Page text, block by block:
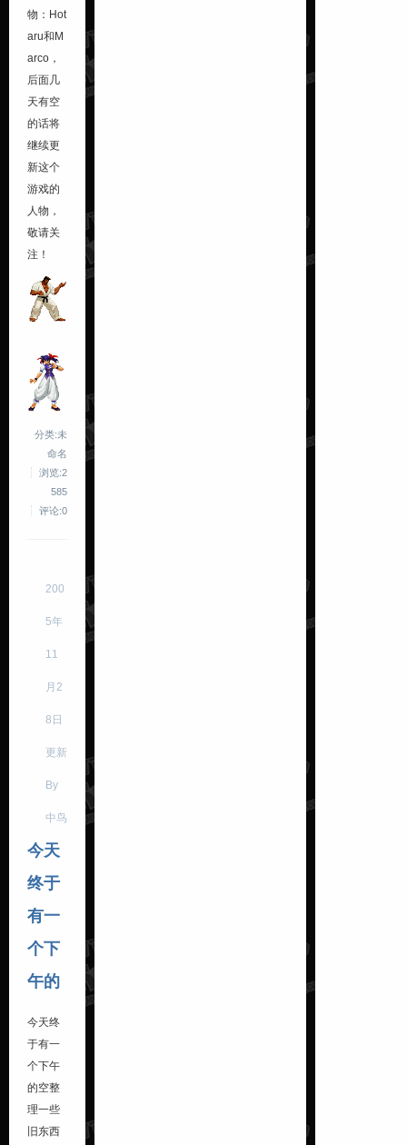
物：Hot
aru和M
arco，
后面几
天有空
的话将
继续更
新这个
游戏的
人物，
敬请关
注！
分类:未
命名
浏览:2
585
评论:0
200
5年
11
月2
8日
更新
By
中鸟
今天
终于
有一
个下
午的
今天终
于有一
个下午
的空整
理一些
旧东西